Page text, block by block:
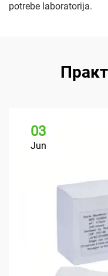
potrebe laboratorija.
03
Jun